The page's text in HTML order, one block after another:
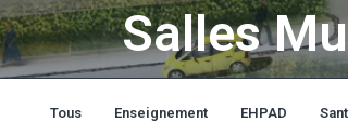
Salles
Tous Enseignement EHPAD